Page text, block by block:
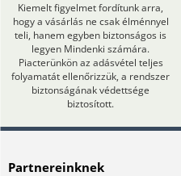
Kiemelt figyelmet fordítunk arra,
hogy a vásárlás ne csak élménnyel
teli, hanem egyben biztonságos is
legyen Mindenki számára.
Piacterünkön az adásvétel teljes
folyamatát ellenőrizzük, a rendszer
biztonságának védettsége
biztosított.
Partnereinknek